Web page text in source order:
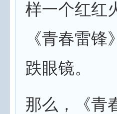
样一个红红
《青春雷锋
跌眼镜。
那么，《青